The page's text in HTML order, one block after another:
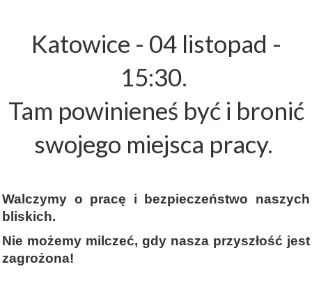
Katowice - 04 listopad -
15:30.
Tam powinieneś być i bronić
swojego miejsca pracy.
Walczymy o pracę i bezpieczeństwo naszych
bliskich.
Nie możemy milczeć, gdy nasza przyszłość jest
zagrożona!